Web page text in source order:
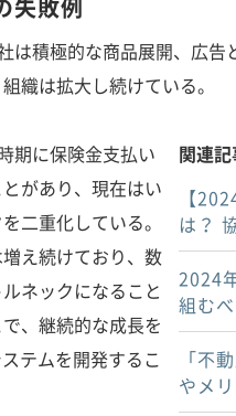
失敗例
は積極的な商品展開、広告
織は拡大し続けている。
関連
【
は？
2024
組む
「不
やメ
期に保険金支払い
があり、現在はい
二重化している。
え続けており、数
ネックになること
、継続的な成長を
テムを開発するこ